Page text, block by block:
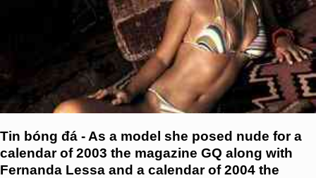
Tin bóng đá - As a model she posed nude for a
calendar of 2003 the magazine GQ along with
Fernanda Lessa and a calendar of 2004 the